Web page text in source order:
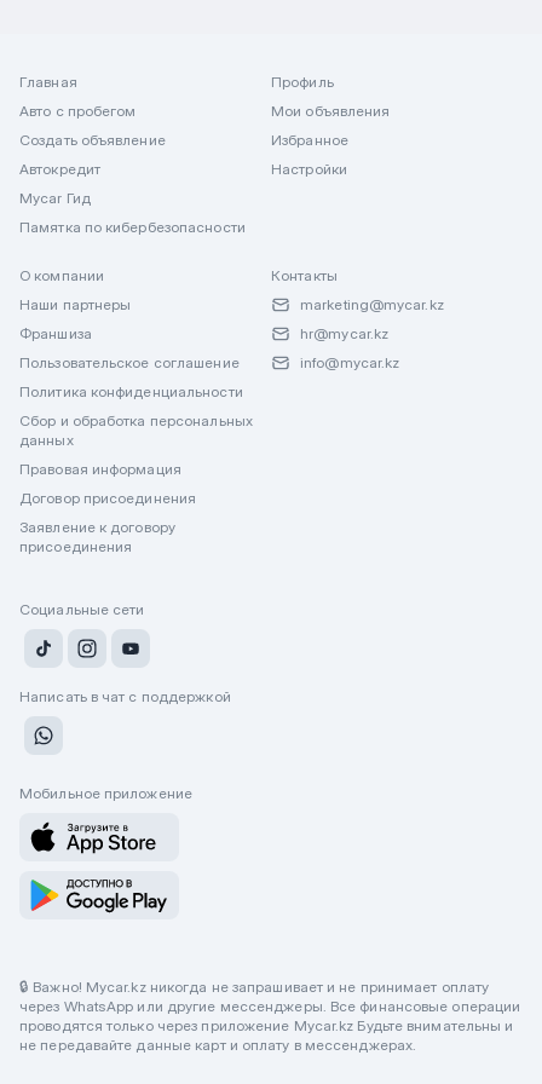
Главная
Авто с пробегом
Создать объявление
Автокредит
Mycar Гид
Памятка по кибербезопасности
Профиль
Мои объявления
Избранное
Настройки
О компании
Наши партнеры
Франшиза
Пользовательское соглашение
Политика конфиденциальности
Сбор и обработка персональных
данных
Правовая информация
Договор присоединения
Заявление к договору
присоединения
Контакты
marketing@mycar.kz
hr@mycar.kz
info@mycar.kz
Социальные сети
Написать в чат с поддержкой
Мобильное приложение
🔒 Важно! Mycar.kz никогда не запрашивает и не принимает оплату
через WhatsApp или другие мессенджеры. Все финансовые операции
проводятся только через приложение Mycar.kz Будьте внимательны и
не передавайте данные карт и оплату в мессенджерах.